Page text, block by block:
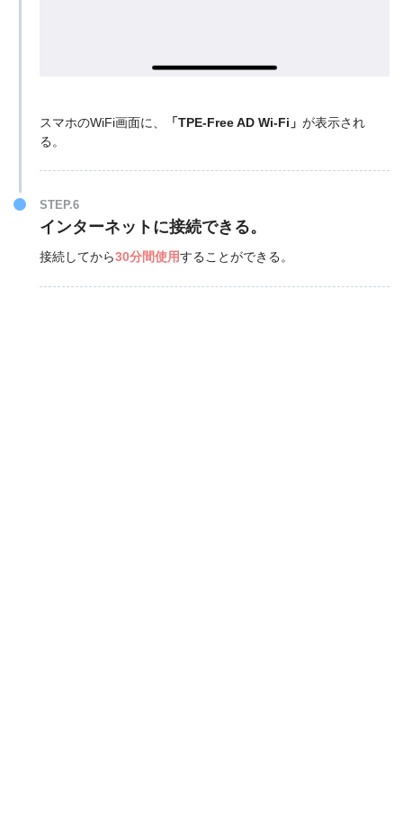
スマホのWiFi画面に、 「TPE-Free AD Wi-Fi」 が表示され
る。
STEP.6
インターネットに接続できる。
接続してから30分間使用することができる。